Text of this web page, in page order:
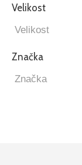
Velikost
Značka